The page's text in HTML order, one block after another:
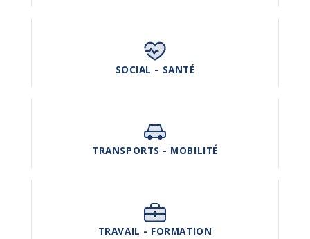
SOCIAL - SANTÉ
TRANSPORTS - MOBILITÉ
TRAVAIL - FORMATION